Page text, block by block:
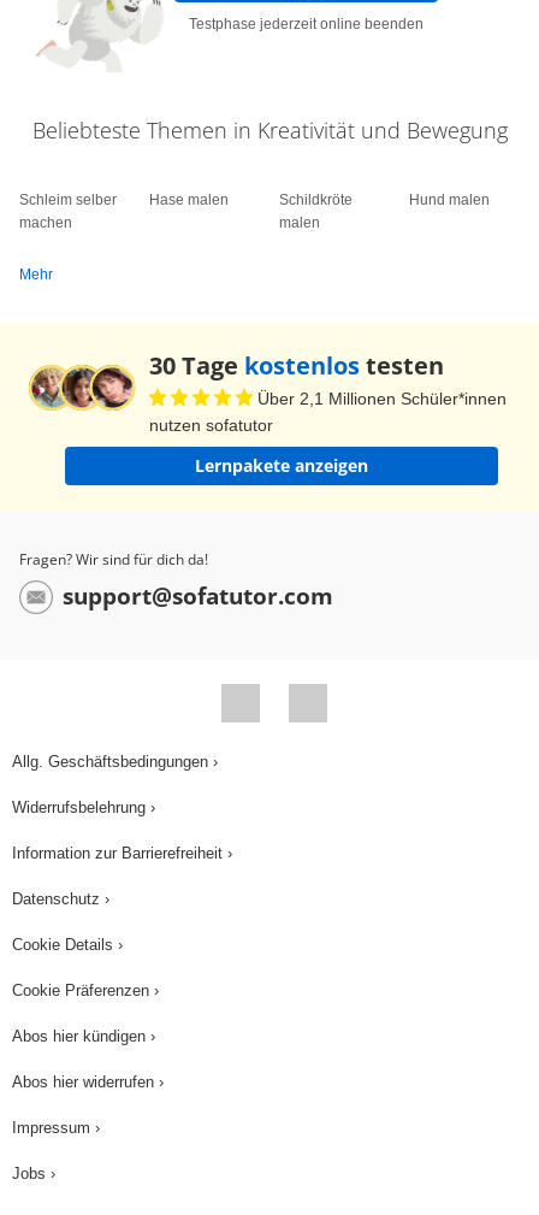
Testphase jederzeit online beenden
Beliebteste Themen in Kreativität und Bewegung
Schleim selber
machen
Hase malen
Schildkröte
malen
Hund malen
Mehr
30 Tage kostenlostesten
Über 2,1 Millionen Schüler*innen
nutzen sofatutor
Lernpakete anzeigen
Fragen? Wir sind für dich da!
support@sofatutor.com
Allg. Geschäftsbedingungen ›
Widerrufsbelehrung ›
Information zur Barrierefreiheit ›
Datenschutz ›
Cookie Details ›
Cookie Präferenzen ›
Abos hier kündigen ›
Abos hier widerrufen ›
Impressum ›
Jobs ›